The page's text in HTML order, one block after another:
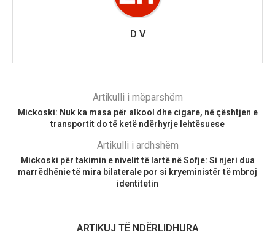
D V
Artikulli i mëparshëm
Mickoski: Nuk ka masa për alkool dhe cigare, në çështjen e
transportit do të ketë ndërhyrje lehtësuese
Artikulli i ardhshëm
Mickoski për takimin e nivelit të lartë në Sofje: Si njeri dua
marrëdhënie të mira bilaterale por si kryeministër të mbroj
identitetin
ARTIKUJ TË NDËRLIDHURA